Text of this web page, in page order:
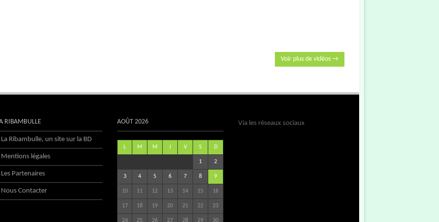
Voir plus de vidéos →
RIBAMBULLE
La Ribambulle, un site sur la BD
Mentions légales
Les Partenaires
Nous Contacter
AOÛT 2026
L M M J V S D
1 2
3 4 5 6 7 8 9
10 11 12 13 14 15 16
17 18 19 20 21 22 23
24 25 26 27 28 29 30
Via les réseaux sociaux